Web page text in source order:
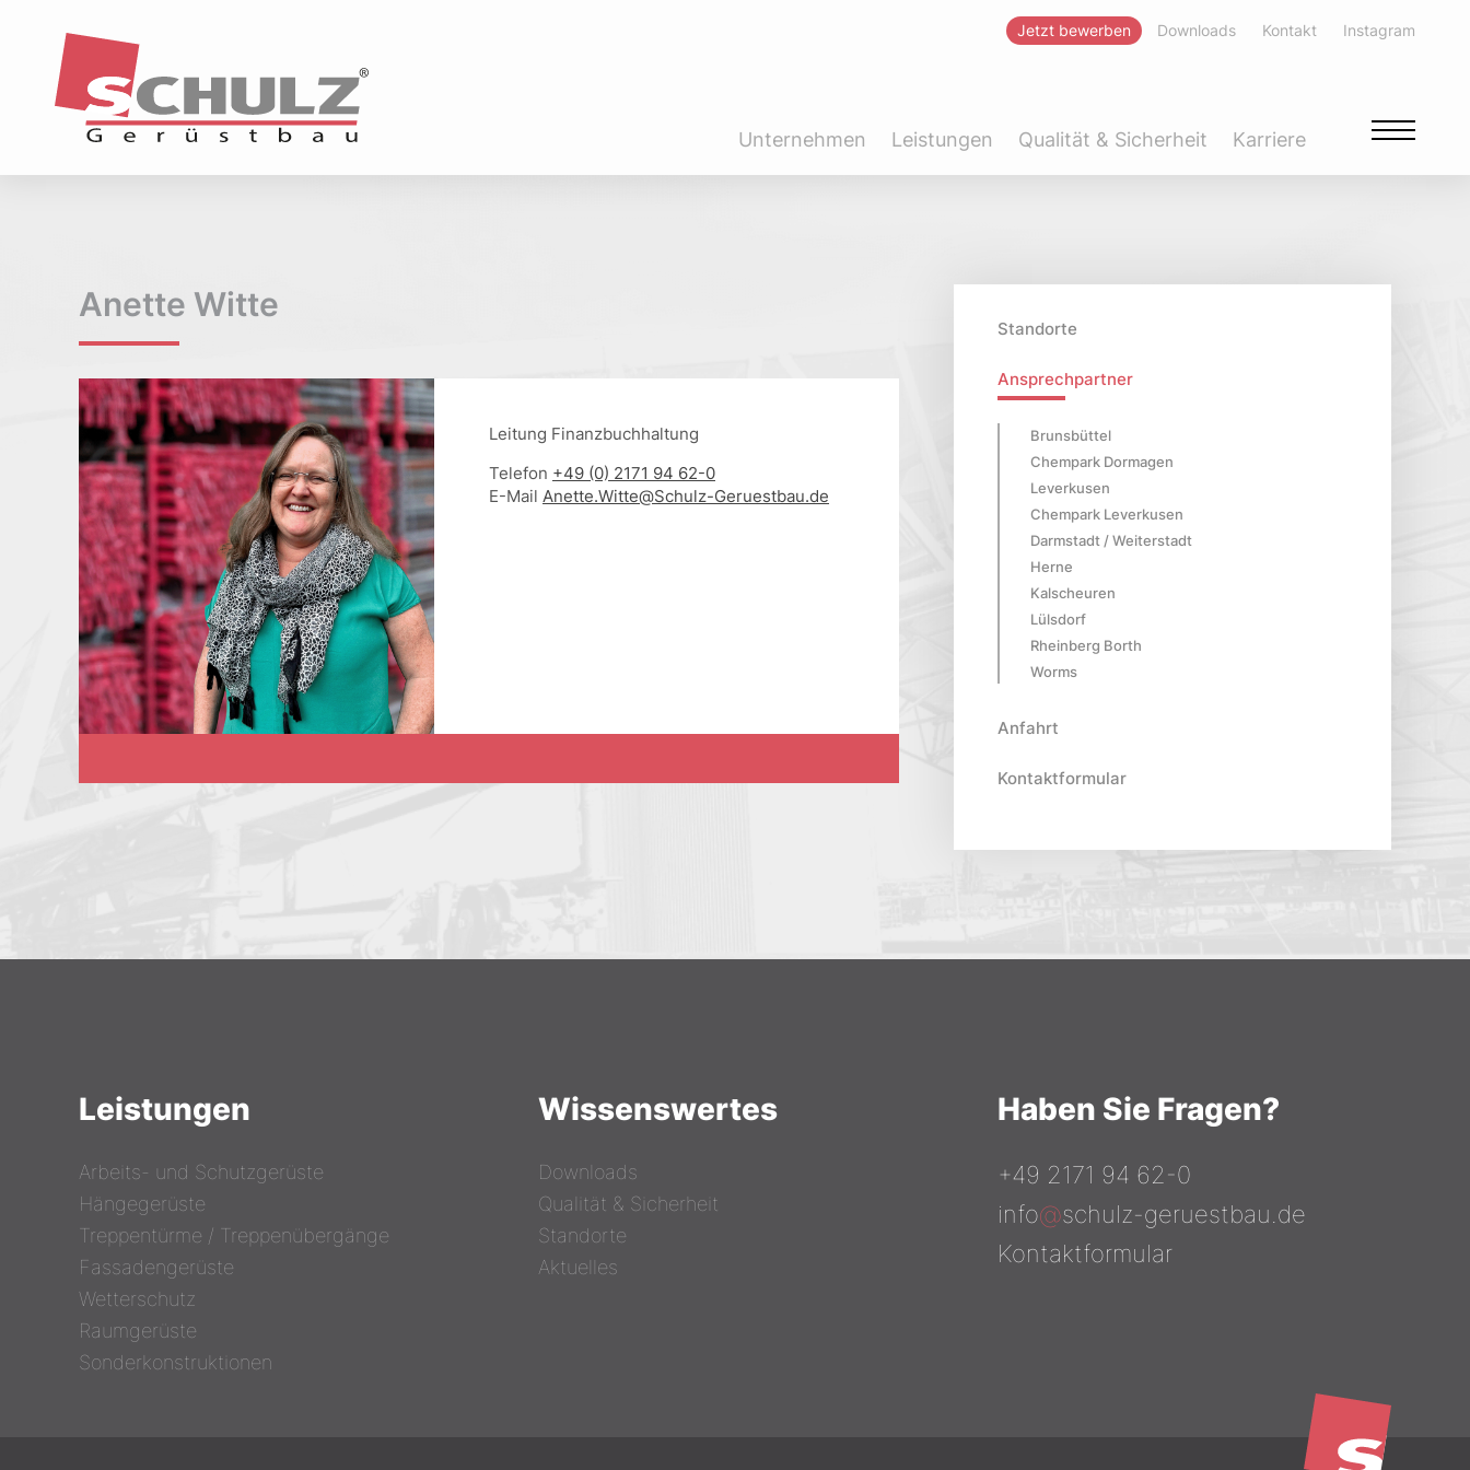
Jetzt bewerben Downloads Kontakt Instagram
Unternehmen Leistungen Qualität & Sicherheit Karriere
Anette Witte
Leitung Finanzbuchhaltung
Telefon +49 (0) 2171 94 62-0
E-Mail Anette.Witte@Schulz-Geruestbau.de
Standorte
Ansprechpartner
Brunsbüttel
Chempark Dormagen
Leverkusen
Chempark Leverkusen
Darmstadt / Weiterstadt
Herne
Kalscheuren
Lülsdorf
Rheinberg Borth
Worms
Anfahrt
Kontaktformular
Leistungen
Arbeits- und Schutzgerüste
Hängegerüste
Treppentürme / Treppenübergänge
Fassadengerüste
Wetterschutz
Raumgerüste
Sonderkonstruktionen
Wissenswertes
Downloads
Qualität & Sicherheit
Standorte
Aktuelles
Haben Sie Fragen?
+49 2171 94 62-0
info@schulz-geruestbau.de
Kontaktformular